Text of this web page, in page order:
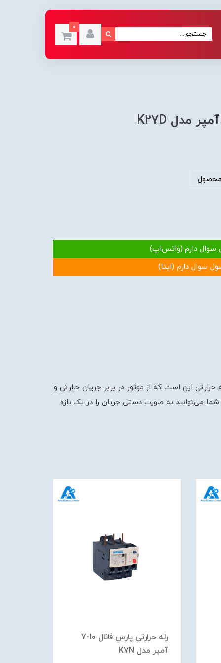
0
سوال دارم (واتس‌اپ)
سوال دارم (ایتا)
این است که از موتور در برابر جریان حرارتی و
می‌توانید به صورت دستی جریان را در یک بازه
رله حرارتی پارس فانال 10-7
آمپر مدل K7N